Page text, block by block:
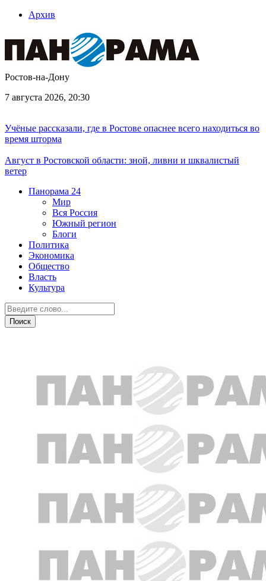
Архив
Ростов-на-Дону
7 августа 2026, 20:30
Учёные рассказали, где в Ростове опаснее всего находиться во
время шторма
Август в Ростовской области: зной, ливни и шквалистый
ветер
Панорама 24
Мир
Вся Россия
Южный регион
Блоги
Политика
Экономика
Общество
Власть
Культура